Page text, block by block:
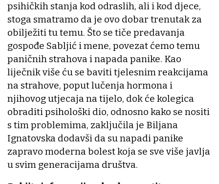
psihičkih stanja kod odraslih, ali i kod djece,
stoga smatramo da je ovo dobar trenutak za
obilježiti tu temu. Što se tiče predavanja
gospođe Sabljić i mene, povezat ćemo temu
paničnih strahova i napada panike. Kao
liječnik više ću se baviti tjelesnim reakcijama
na strahove, poput lučenja hormona i
njihovog utjecaja na tijelo, dok će kolegica
obraditi psihološki dio, odnosno kako se nositi
s tim problemima, zaključila je Biljana
Ignatovska dodavši da su napadi panike
zapravo moderna bolest koja se sve više javlja
u svim generacijama društva.